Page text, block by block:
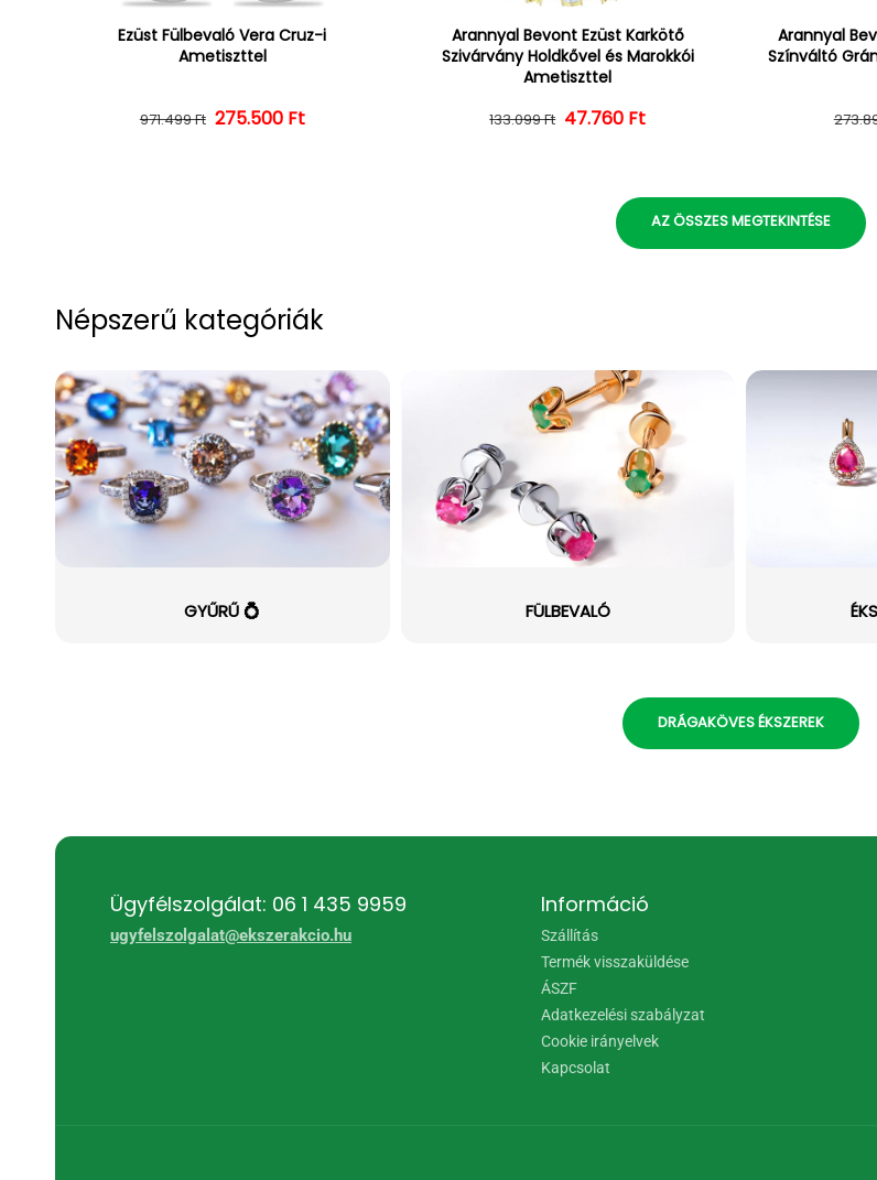
Ezüst Fülbevaló Vera Cruz-i
Ametiszttel
Normál ár
971.499 Ft Kedvezményes ár
275.500 Ft
Arannyal Bevont Ezüst Karkötő
Szivárvány Holdkővel és Marokkói
Ametiszttel
Normál ár
133.099 Ft Kedvezményes ár
47.760 Ft
Arannyal
Színváltó
AZ ÖSSZES MEGTEKINTÉSE
Népszerű kategóriák
GYŰRŰ 💍 FÜLBEVALÓ
DRÁGAKÖVES ÉKSZEREK
Ügyfélszolgálat: 06 1 435 9959
ugyfelszolgalat@ekszerakcio.hu
Információ
Szállítás
Termék visszaküldése
ÁSZF
Adatkezelési szabályzat
Cookie irányelvek
Kapcsolat